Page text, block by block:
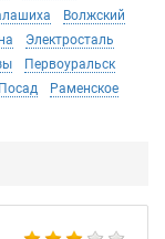
Волжский
Электросталь
Первоуральск
Раменское